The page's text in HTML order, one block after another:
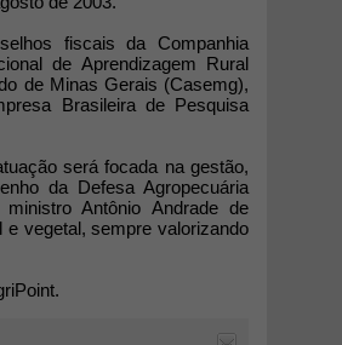
fiscais da Companhia
de Aprendizagem Rural
de Minas Gerais (Casemg),
Brasileira de Pesquisa
será focada na gestão,
da Defesa Agropecuária
Antônio Andrade de
e vegetal, sempre valorizando